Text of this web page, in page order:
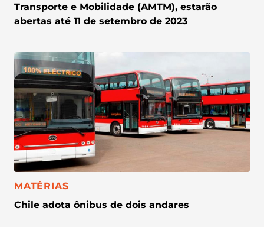
Transporte e Mobilidade (AMTM), estarão
abertas até 11 de setembro de 2023
CATEGORIA:
MATÉRIAS
Chile adota ônibus de dois andares